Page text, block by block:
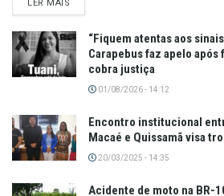
LER MAIS
“Fiquem atentas aos
Carapebus faz apelo
cobra justiça
01/08/2026 - 14:12
Encontro institucional
Macaé e Quissamã visa
20/03/2025 - 14:35
Acidente de moto na BR-